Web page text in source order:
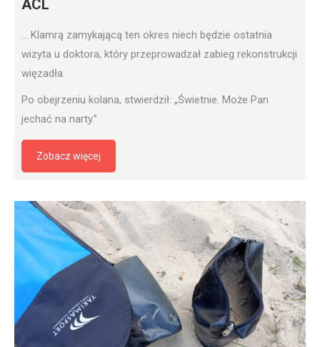
ACL
… Klamrą zamykającą ten okres niech będzie ostatnia
wizyta u doktora, który przeprowadzał zabieg rekonstrukcji
więzadła.
Po obejrzeniu kolana, stwierdził: „Świetnie. Może Pan
jechać na narty.”
Zobacz więcej